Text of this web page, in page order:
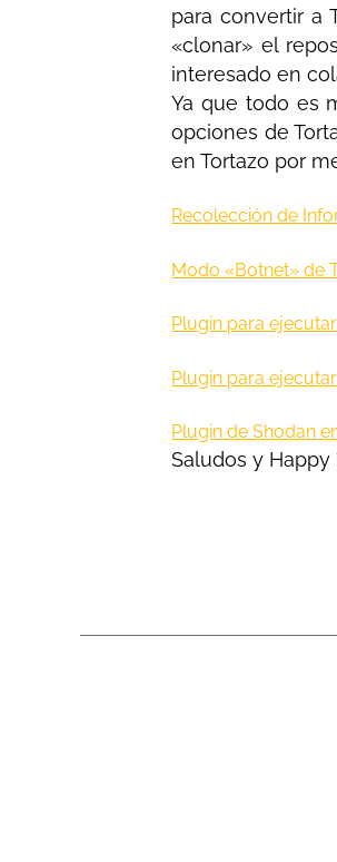
para convertir a
«clonar» el
interesado en
Ya que todo es
opciones de
en Tortazo por
Recolección de
Modo «Botnet» de
Plugin para
Plugin para
Plugin de Shodan
Saludos y Happy